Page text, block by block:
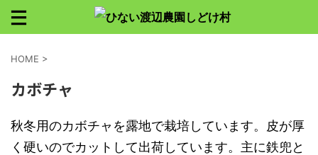
HOME >
カボチャ
秋冬用のカボチャを露地で栽培しています。皮が厚
く硬いのでカットして出荷しています。主に鉄兜と